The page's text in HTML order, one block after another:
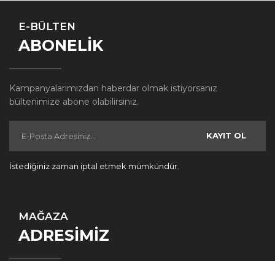
E-BÜLTEN
ABONELİK
Kampanyalarımızdan haberdar olmak istiyorsanız
bültenimize abone olabilirsiniz.
KAYIT OL
İstediğiniz zaman iptal etmek mümkündür.
MAĞAZA
ADRESİMİZ